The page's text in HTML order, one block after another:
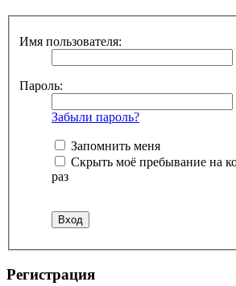
Имя пользователя:
Пароль:
Забыли пароль?
Запомнить меня
Скрыть моё пребывание на
раз
Регистрация